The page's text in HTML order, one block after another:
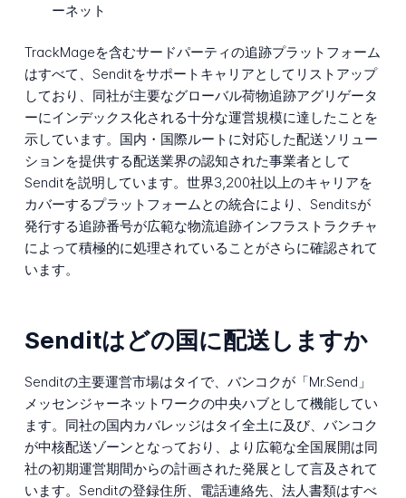
ーネット
TrackMageを含むサードパーティの追跡プラットフォーム
はすべて、Senditをサポートキャリアとしてリストアップ
しており、同社が主要なグローバル荷物追跡アグリゲータ
ーにインデックス化される十分な運営規模に達したことを
示しています。国内・国際ルートに対応した配送ソリュー
ションを提供する配送業界の認知された事業者として
Senditを説明しています。世界3,200社以上のキャリアを
カバーするプラットフォームとの統合により、Senditsが
発行する追跡番号が広範な物流追跡インフラストラクチャ
によって積極的に処理されていることがさらに確認されて
います。
Senditはどの国に配送しますか
Senditの主要運営市場はタイで、バンコクが「Mr.Send」
メッセンジャーネットワークの中央ハブとして機能してい
ます。同社の国内カバレッジはタイ全土に及び、バンコク
が中核配送ゾーンとなっており、より広範な全国展開は同
社の初期運営期間からの計画された発展として言及されて
います。Senditの登録住所、電話連絡先、法人書類はすべ